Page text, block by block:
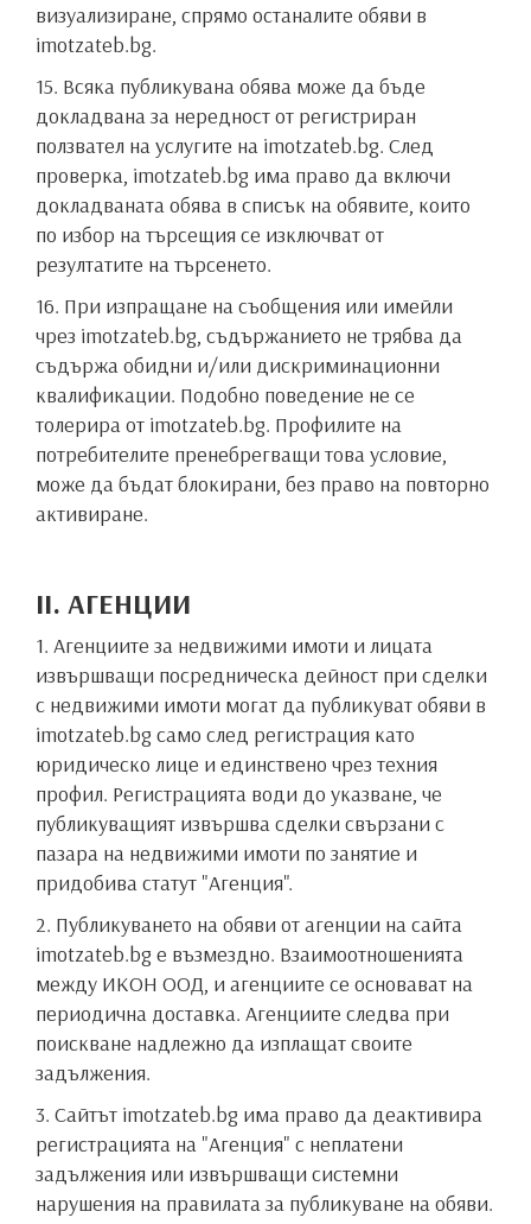
визуализиране, спрямо останалите обяви в
imotzateb.bg.
15. Всяка публикувана обява може да бъде
докладвана за нередност от регистриран
ползвател на услугите на imotzateb.bg. След
проверка, imotzateb.bg има право да включи
докладваната обява в списък на обявите, които
по избор на търсещия се изключват от
резултатите на търсенето.
16. При изпращане на съобщения или имейли
чрез imotzateb.bg, съдържанието не трябва да
съдържа обидни и/или дискриминационни
квалификации. Подобно поведение не се
толерира от imotzateb.bg. Профилите на
потребителите пренебрегващи това условие,
може да бъдат блокирани, без право на повторно
активиране.
II. АГЕНЦИИ
1. Агенциите за недвижими имоти и лицата
извършващи посредническа дейност при сделки
с недвижими имоти могат да публикуват обяви в
imotzateb.bg само след регистрация като
юридическо лице и единствено чрез техния
профил. Регистрацията води до указване, че
публикуващият извършва сделки свързани с
пазара на недвижими имоти по занятие и
придобива статут "Агенция".
2. Публикуването на обяви от агенции на сайта
imotzateb.bg е възмездно. Взаимоотношенията
между ИКОН ООД, и агенциите се основават на
периодична доставка. Агенциите следва при
поискване надлежно да изплащат своите
задължения.
3. Сайтът imotzateb.bg има право да деактивира
регистрацията на "Агенция" с неплатени
задължения или извършващи системни
нарушения на правилата за публикуване на обяви.